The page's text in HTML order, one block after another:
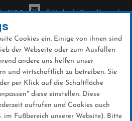
- 960-0 E-Mail: info@sc-willingen.de
Cookies ein. Einige von ihnen sind
der Webseite oder zum Ausfüllen
andere uns helfen unser
und wirtschaftlich zu betreiben. Sie
per Klick auf die Schaltfläche
diese einstellen. Diese
aufrufen und Cookies auch
im Fußbereich unserer Website). Bitte